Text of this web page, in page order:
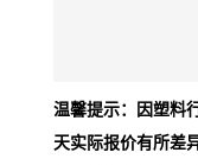
温馨提示：因塑料
天实际报价有所差